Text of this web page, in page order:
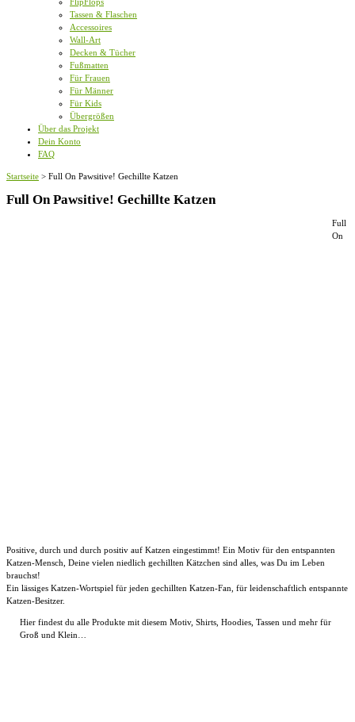
Tassen & Flaschen
Accessoires
Wall-Art
Decken & Tücher
Fußmatten
Für Frauen
Für Männer
Für Kids
Übergrößen
Über das Projekt
Dein Konto
FAQ
Startseite > Full On Pawsitive! Gechillte Katzen
Full On Pawsitive! Gechillte Katzen
Full
On
Positive, durch und durch positiv auf Katzen eingestimmt! Ein Motiv für den entspannten
Katzen-Mensch, Deine vielen niedlich gechillten Kätzchen sind alles, was Du im Leben
brauchst!
Ein lässiges Katzen-Wortspiel für jeden gechillten Katzen-Fan, für leidenschaftlich entspannte
Katzen-Besitzer.
Hier findest du alle Produkte mit diesem Motiv, Shirts, Hoodies, Tassen und mehr für
Groß und Klein…